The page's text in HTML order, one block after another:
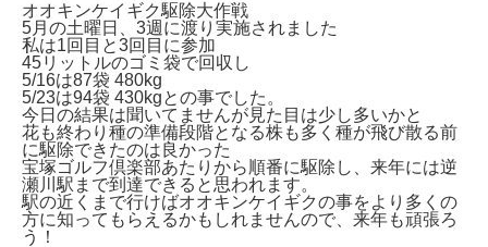
オオキンケイギク駆除大作戦
5月の土曜日、3週に渡り実施されました
私は1回目と3回目に参加
45リットルのゴミ袋で回収し
5/16は87袋 480kg
5/23は94袋 430kgとの事でした。
今日の結果は聞いてませんが見た目は少し多いかと
花も終わり種の準備段階となる株も多く種が飛び散る前
に駆除できたのは良かった
宝塚ゴルフ倶楽部あたりから順番に駆除し、来年には逆
瀬川駅まで到達できると思われます。
駅の近くまで行けばオオキンケイギクの事をより多くの
方に知ってもらえるかもしれませんので、 来年も頑張ろ
う！